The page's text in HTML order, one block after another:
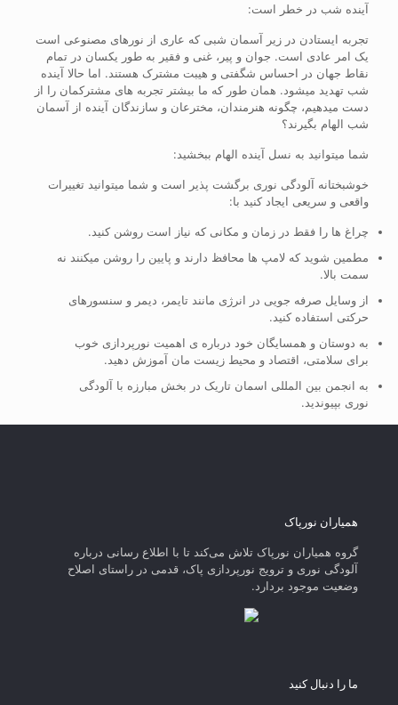
آینده شب در خطر است:
تجربه ایستادن در زیر آسمان شبی که عاری از نورهای مصنوعی است
یک امر عادی است. جوان و پیر، غنی و فقیر به طور یکسان در تمام
نقاط جهان در احساس شگفتی و هیبت مشترک هستند. اما حالا آینده
شب تهدید میشود. همان طور که ما بیشتر تجربه های مشترکمان را از
دست میدهیم، چگونه هنرمندان، مخترعان و سازندگان آینده از آسمان
شب الهام بگیرند؟
شما میتوانید به نسل آینده الهام ببخشید:
خوشبختانه آلودگی نوری برگشت پذیر است و شما میتوانید تغییرات
واقعی و سریعی ایجاد کنید با:
چراغ ها را فقط در زمان و مکانی که نیاز است روشن کنید.
مطمین شوید که لامپ ها محافظ دارند و پایین را روشن میکنند نه
سمت بالا.
از وسایل صرفه جویی در انرژی مانند تایمر، دیمر و سنسورهای
حرکتی استفاده کنید.
به دوستان و همسایگان خود درباره ی اهمیت نورپردازی خوب
برای سلامتی، اقتصاد و محیط زیست مان آموزش دهید.
به انجمن بین المللی اسمان تاریک در بخش مبارزه با آلودگی
نوری بپیوندید.
همیاران نورپاک
گروه همیاران نورپاک تلاش می‌کند تا با اطلاع رسانی درباره
آلودگی نوری و ترویج نورپردازی پاک، قدمی در راستای‌ اصلاح
وضعیت موجود بردارد.
ما را دنبال کنید